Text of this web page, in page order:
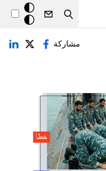
Search
خلفيّة
داكنة
مشاركة